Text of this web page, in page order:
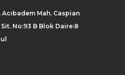
Acıbadem Mah. Caspian
No:93 B Blok Daire:8